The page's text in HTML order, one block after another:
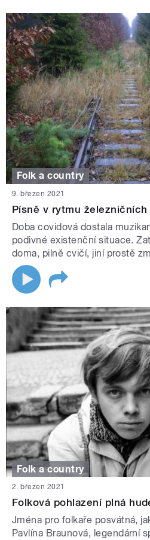
Folk a country
9. březen 2021
Písně v rytmu železničních
Doba covidová dostala
podivné existenční situace.
doma, pilně cvičí, jiní prostě
Folk a country
2. březen 2021
Folková pohlazení plná
Jména pro folkaře posvátná,
Pavlína Braunová, legendární